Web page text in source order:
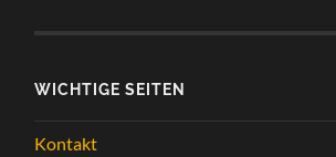
WICHTIGE SEITEN
Kontakt